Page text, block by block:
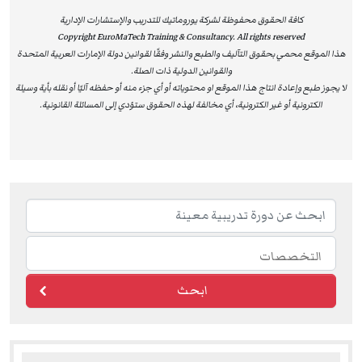
مؤسساتهم. إن شهادات ILM لا تُعتبر مجرد اعتماد أكاديمي،
بل تُشكل قيمة عملية حقيقية تساعد الأفراد على تحسين
أدائهم، وتعزز من قدرة المؤسسات على تحقيق الريادة والتميز
المستدام.
تعزيز المسار المهني:البرامج تمنحك القدرة على قيادة
الفرق، رفع الأداء المؤسسي، واتخاذ قرارات استراتيجية
مؤثرة.
تطبيق عملي ومرونة في التعلم:محتوى مبني على
مواقف واقعية يمكنك تطبيقها مباشرة في عملك.
كافة الحقوق محفوظة لشركة يوروماتيك للتدريب والإستشارات الإدارية
Copyright EuroMaTech Training & Consultancy. All rights reserved
هذا الموقع محمي بحقوق التآليف والطبع والنشر وفقًا لقوانين دولة الإمارات العربية المتحدة
والقوانين الدولية ذات الصلة.
لا يجوز طبع وإعادة انتاج هذا الموقع او محتوياته أو أي جزء منه أو حفظه آليًا أو نقله بأية وسيلة
الكترونية أو غير الكترونية، أي مخالفة لهذه الحقوق ستؤدي إلى المسائلة القانونية.
ابحث